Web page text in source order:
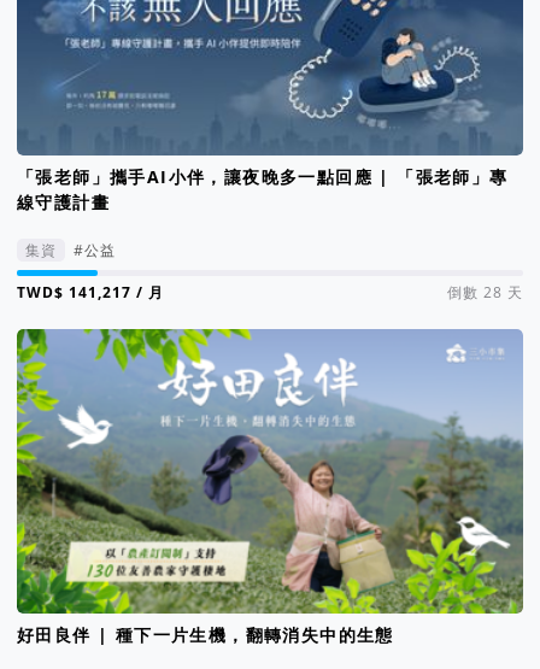
「張老師」攜手AI小伴，讓夜晚多一點回應 | 「張老師」專
線守護計畫
集資 #公益
集資進度 16%
/ 月 倒數 28 天
好田良伴 | 種下一片生機，翻轉消失中的生態